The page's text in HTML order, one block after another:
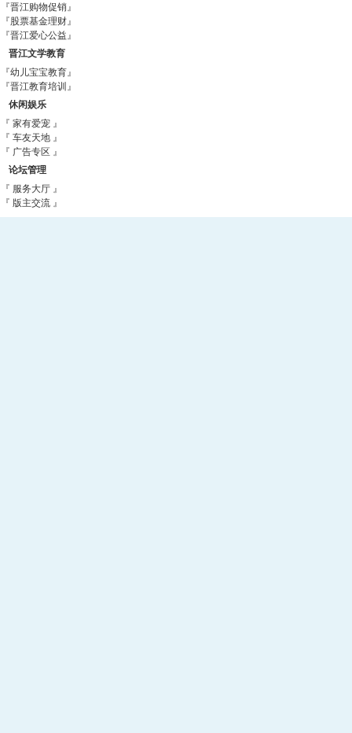
『晋江购物促销』
『股票基金理财』
『晋江爱心公益』
晋江文学教育
『幼儿宝宝教育』
『晋江教育培训』
休闲娱乐
『 家有爱宠 』
『 车友天地 』
『 广告专区 』
论坛管理
『 服务大厅 』
『 版主交流 』